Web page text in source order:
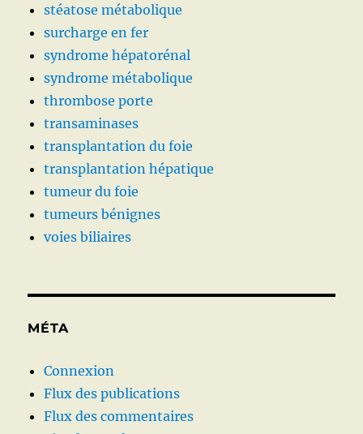
stéatose métabolique
surcharge en fer
syndrome hépatorénal
syndrome métabolique
thrombose porte
transaminases
transplantation du foie
transplantation hépatique
tumeur du foie
tumeurs bénignes
voies biliaires
MÉTA
Connexion
Flux des publications
Flux des commentaires